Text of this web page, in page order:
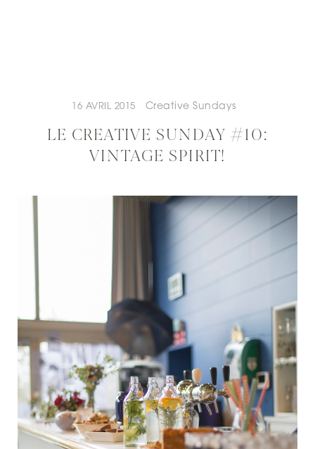
16 AVRIL 2015 Creative Sundays
LE CREATIVE SUNDAY #10:
VINTAGE SPIRIT!